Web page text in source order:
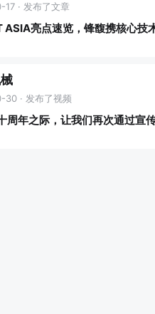
· 发布了文章
ASIA亮点速览，锋馥携核心技
30 · 发布了视频
周年之际，让我们再次通过宣